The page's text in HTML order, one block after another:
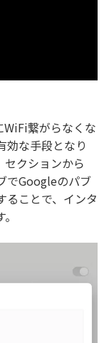
繋がらなくな
効な手段となり
セクションから
でGoogleのパブ
ることで、インタ